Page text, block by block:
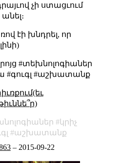
չի ստացւում
էի խնդրել, որ
#տեխնոլոգիաներ
#գուգլ #աշխատանք
կրիչ
աշխատանք
– 2015-09-22